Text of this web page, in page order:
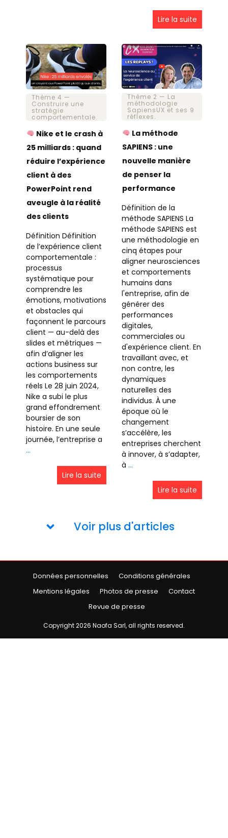
Lire la suite
Thème 4 —
Construire une
stratégie
comportementale.
Nike et le crash à
25 milliards : quand
réduire l’expérience
client à des
PowerPoint rend
aveugle à la réalité
des clients
Définition Définition
de l’expérience client
comportementale :
processus
systématique pour
comprendre les
émotions, motivations
et obstacles qui
façonnent le parcours
client — au-delà des
slides et métriques —
afin d’aligner les
actions business sur
les comportements
réels Le 28 juin 2024,
Nike a subi le plus
grand effondrement
boursier de son
histoire. En une seule
journée, l’entreprise a
…
Lire la suite
Thème 2 — La
méthodologie
SapiensUX et ses 9
réflexes.
La méthode
SAPIENS : une
nouvelle manière
de penser la
performance
Définition de la
méthode SAPIENS La
méthode SAPIENS est
une méthodologie en
cinq étapes pour
aligner neurosciences
et comportements
humains dans
l'entreprise, afin de
générer des
performances
digitales,
commerciales ou
d'expérience client. En
travaillant avec, et
non contre, les
dynamiques
naturelles des
individus. À une
époque où le
changement
s’accélère, les
entreprises cherchent
à innover, à s’adapter,
à …
Lire la suite
Voir plus d'articles
Données personnelles
Conditions générales
Mentions légales
Photos de presse
Contact
Revue de presse
Copyright2026 Naofa Sarl, all rights reserved.